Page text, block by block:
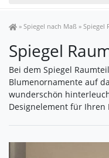
Spiegel Shop
» Spiegel nach Maß » Spiegel
Spiegel
Bei dem Spiegel
Blumenornamente auf
wunderschön
Designelement für Ihren